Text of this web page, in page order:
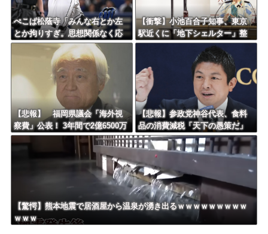
ぺこぱ松蔭寺「みんな右とか左
とか拘りすぎ。思想関係なく応
援しようよ」
【衝撃】小池百合子知事、東京
駅近くに「地下シェルター」整
備を正式表明ｗｗｗｗｗｗｗｗ
【悲報】 福岡県議会「海外視
察費」公表！ 3年間で2億6500万
円ｗｗｗｗｗｗｗｗｗ
【悲報】参政党神谷代表、食料
品の消費減税「天下の愚策だ」
と批判ｗｗｗｗｗｗｗｗｗｗｗ
ｗ
【驚愕】熊本地震で居酒屋から温泉が湧き出るｗｗｗｗｗｗｗｗｗ
ｗｗｗ